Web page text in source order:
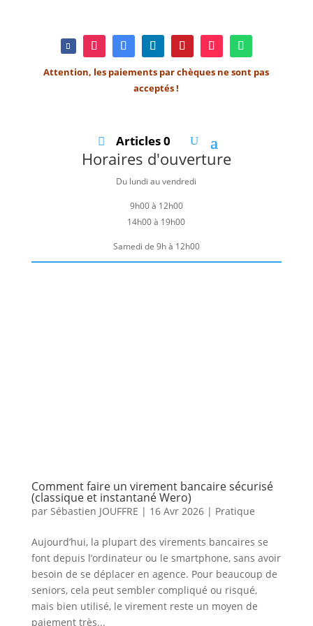
Attention, les paiements par chèques ne sont pas
acceptés !
Articles 0
Horaires d'ouverture
Du lundi au vendredi
9h00 à 12h00
14h00 à 19h00
Samedi de 9h à 12h00
Comment faire un virement bancaire sécurisé
(classique et instantané Wero)
par Sébastien JOUFFRE | 16 Avr 2026| Pratique
Aujourd’hui, la plupart des virements bancaires se
font depuis l’ordinateur ou le smartphone, sans avoir
besoin de se déplacer en agence. Pour beaucoup de
seniors, cela peut sembler compliqué ou risqué,
mais bien utilisé, le virement reste un moyen de
paiement très...